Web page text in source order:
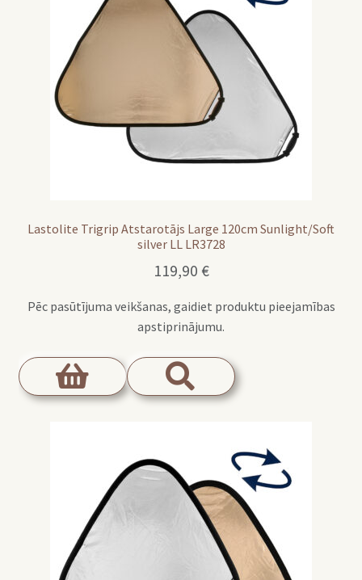
Lastolite Trigrip Atstarotājs Large 120cm Sunlight/Soft
silver LL LR3728
119,90 €
Pēc pasūtījuma veikšanas, gaidiet produktu pieejamības
apstiprinājumu.